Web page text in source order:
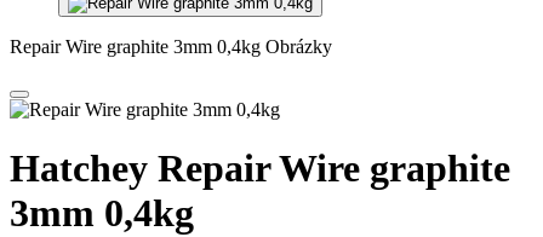
Repair Wire graphite 3mm 0,4kg Obrázky
Hatchey Repair Wire graphite
3mm 0,4kg